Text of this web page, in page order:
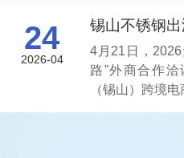
24
2026-04
锡山不锈钢
4月21日，
路”外商合作
（锡山）跨境